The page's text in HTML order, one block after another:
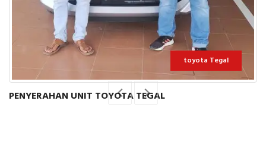
toyota Tegal
PENYERAHAN UNIT TOYOTA TEGAL